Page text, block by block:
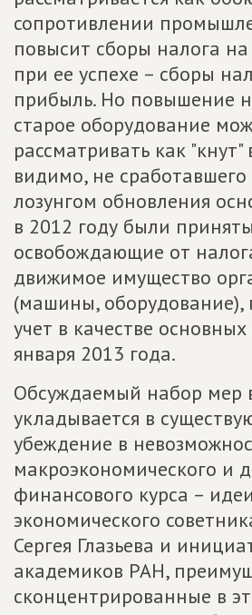
сопротивлении
повысит сборы налога
при ее успехе – сборы
прибыль. Но повышение
старое оборудование
рассматривать как "кнут"
видимо, не
лозунгом обновления
в 2012 году были
освобождающие от
движимое имущество
(машины, оборудование),
учет в качестве основных
января 2013 года.
Обсуждаемый набор мер
укладывается в
убеждение в
макроэкономического и
финансового курса –
экономического
Сергея Глазьева и
академиков РАН,
сконцентрированные в